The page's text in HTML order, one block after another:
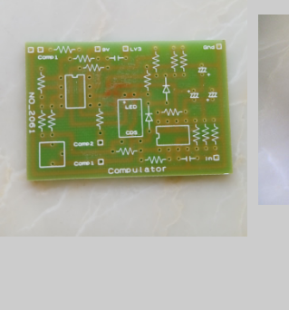
Computerプリント基板
¥1,100